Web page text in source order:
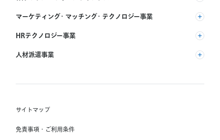
マーケティング・マッチング・テクノロジー事業
(株) リクルート
HRテクノロジー事業
(株) インディードリクルートパートナーズ
Indeed, Inc.
人材派遣事業
(株) スタッフサービス・ホールディングス
サイトマップ
免責事項・ご利用条件